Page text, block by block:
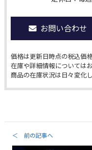
お問い合わせ
価格は更新日時点の税込価格
在庫や詳細情報については
商品の在庫状況は日々変化
＜ 前の記事へ